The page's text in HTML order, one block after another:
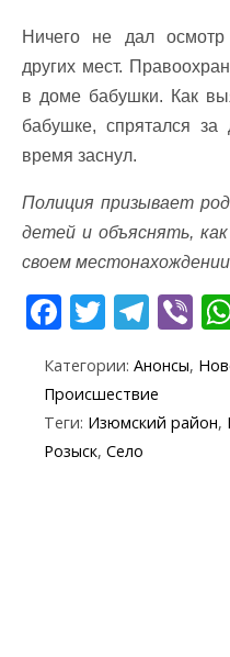
Ничего не дал
других мест.
в доме бабушки. Как
бабушке, спрятался
время заснул.
Полиция призывает
детей и объяснять,
своем
F
e
b
o
T
itt
er
T
e
gr
Vi
er
Категории: Анонсы,
Происшествие
Теги: Изюмский район,
Розыск, Село